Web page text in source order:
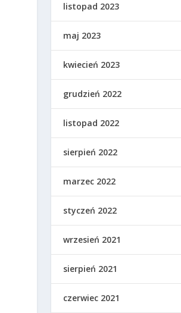
listopad 2023
maj 2023
kwiecień 2023
grudzień 2022
listopad 2022
sierpień 2022
marzec 2022
styczeń 2022
wrzesień 2021
sierpień 2021
czerwiec 2021